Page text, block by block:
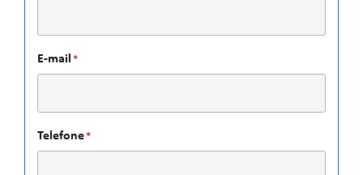
E-mail *
Telefone*